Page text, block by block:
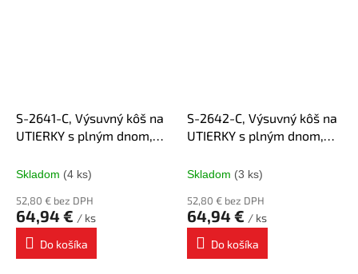
S-2641-C, Výsuvný kôš na
UTIERKY s plným dnom,
plnovýsuv
Skladom (4 ks)
52,80 € bez DPH
64,94 € / ks
Do košíka
S-2642-C, Výsuvný kôš na
UTIERKY s plným dnom,
Blum plnovýsuv
Skladom (3 ks)
52,80 € bez DPH
64,94 € / ks
Do košíka